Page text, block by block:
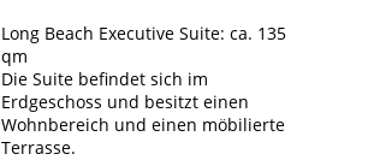
Long Beach Executive Suite: ca. 135
qm
Die Suite befindet sich im
Erdgeschoss und besitzt einen
Wohnbereich und einen möbilierte
Terrasse.